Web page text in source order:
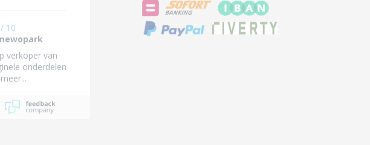
/ 10
verkoper van
onderdelen